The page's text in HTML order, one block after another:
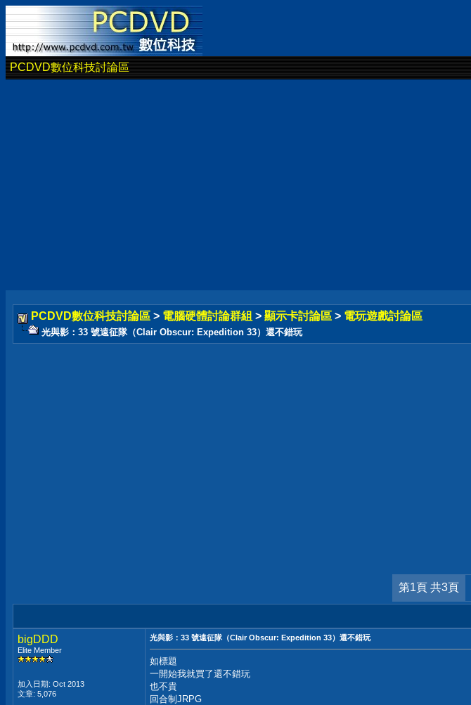
PCDVD數位科技討論區
PCDVD數位科技討論區 > 電腦硬體討論群組 > 顯示卡討論區 > 電玩遊戲討論區
光與影：33 號遠征隊（Clair Obscur: Expedition 33）還不錯玩
第1頁 共3頁
bigDDD
Elite Member
加入日期: Oct 2013
文章: 5,076
光與影：33 號遠征隊（Clair Obscur: Expedition 33）還不錯玩
如標題
一開始我就買了還不錯玩
也不貴
回合制JRPG